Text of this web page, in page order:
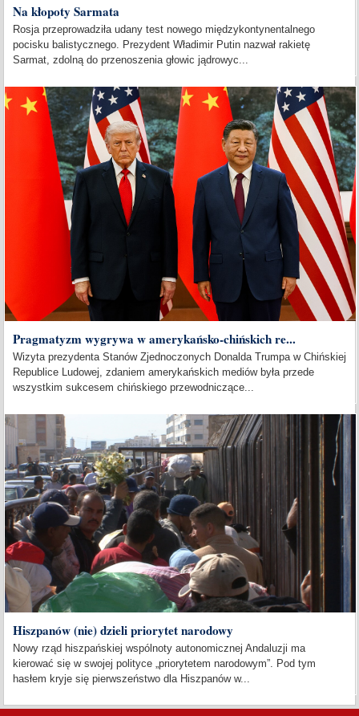
Na kłopoty Sarmata
Rosja przeprowadziła udany test nowego międzykontynentalnego
pocisku balistycznego. Prezydent Władimir Putin nazwał rakietę
Sarmat, zdolną do przenoszenia głowic jądrowyc...
Pragmatyzm wygrywa w amerykańsko-chińskich re...
Wizyta prezydenta Stanów Zjednoczonych Donalda Trumpa w Chińskiej
Republice Ludowej, zdaniem amerykańskich mediów była przede
wszystkim sukcesem chińskiego przewodniczące...
Hiszpanów (nie) dzieli priorytet narodowy
Nowy rząd hiszpańskiej wspólnoty autonomicznej Andaluzji ma
kierować się w swojej polityce „priorytetem narodowym”. Pod tym
hasłem kryje się pierwszeństwo dla Hiszpanów w...